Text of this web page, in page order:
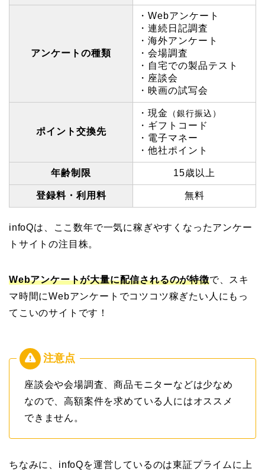
アンケートの種類
・Webアンケート
・連続日記調査
・海外アンケート
・会場調査
・自宅での製品テスト
・座談会
・映画の試写会
ポイント交換先
・現金 （銀行振込）
・ギフトコード
・電子マネー
・他社ポイント
年齢制限 15歳以上
登録料・利用料 無料
infoQは、ここ数年で一気に稼ぎやすくなったアンケー
トサイトの注目株。
Webアンケートが大量に配信されるのが特徴で、スキ
マ時間にWebアンケートでコツコツ稼ぎたい人にもっ
てこいのサイトです！
座談会や会場調査、商品モニターなどは少なめ
なので、高額案件を求めている人にはオススメ
できません。
ちなみに、infoQを運営しているのは東証プライムに上